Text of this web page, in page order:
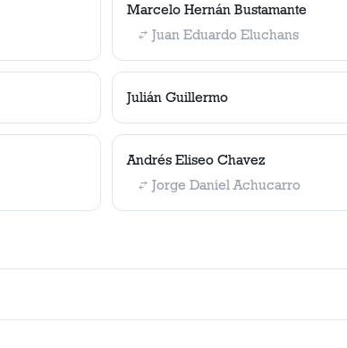
Marcelo Hernán Bustamante
Juan Eduardo Eluchans
Julián Guillermo
Andrés Eliseo Chavez
Jorge Daniel Achucarro